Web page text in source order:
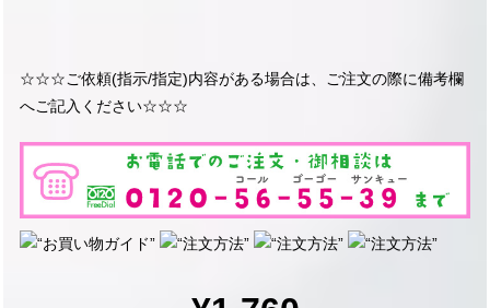
☆☆☆ご依頼(指示/指定)内容がある場合は、ご注文の際に備考欄
へご記入ください☆☆☆